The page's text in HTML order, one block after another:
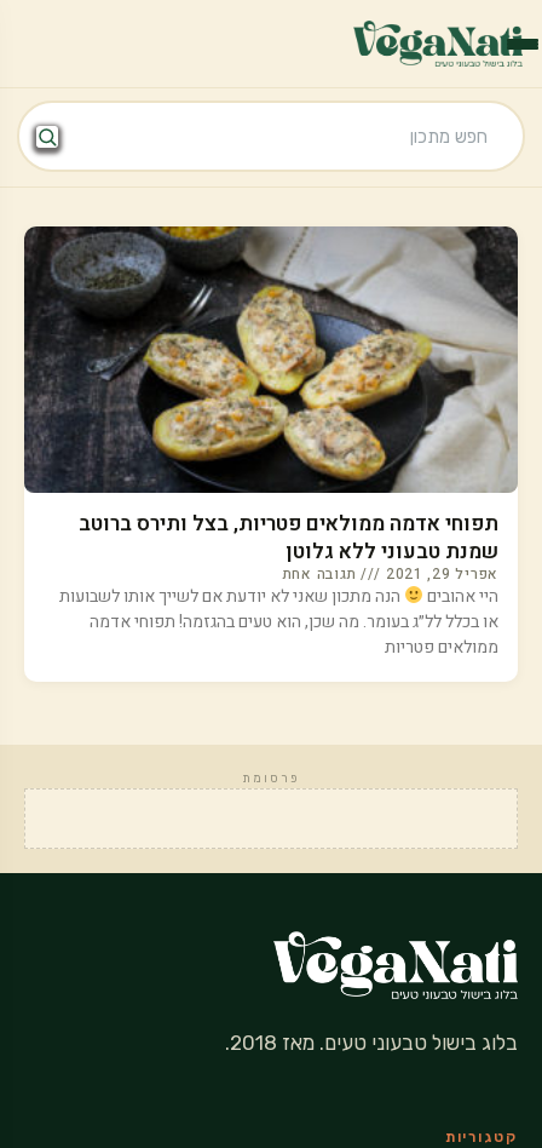
תפוחי אדמה ממולאים פטריות, בצל ותירס ברוטב
שמנת טבעוני ללא גלוטן
אפריל 29, 2021 תגובה אחת
היי אהובים
הנה מתכון שאני לא יודעת אם לשייך אותו לשבועות
או בכלל לל״ג בעומר. מה שכן, הוא טעים בהגזמה! תפוחי אדמה
ממולאים פטריות
פרסומת
בלוג בישול טבעוני טעים. מאז 2018.
קטגוריות